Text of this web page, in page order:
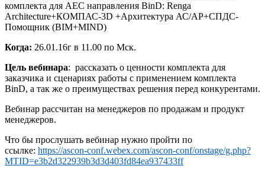
комплекта для AEC направления BinD: Renga
Architecture+КОМПАС-3D +Архитектура АС/АР+СПДС-
Помощник (BIM+MIND)
Когда: 26.01.16г в 11.00 по Мск.
Цель вебинара: рассказать о ценности комплекта для
заказчика и сценариях работы с применением комплекта
BinD, а так же о преимуществах решения перед конкурентами.
Вебинар рассчитан на менеджеров по продажам и продукт
менеджеров.
Что бы прослушать вебинар нужно пройти по
ссылке: https://ascon-conf.webex.com/ascon-conf/onstage/g.php?
MTID=e3b2d322939b3d3d403fd84ea937433ff